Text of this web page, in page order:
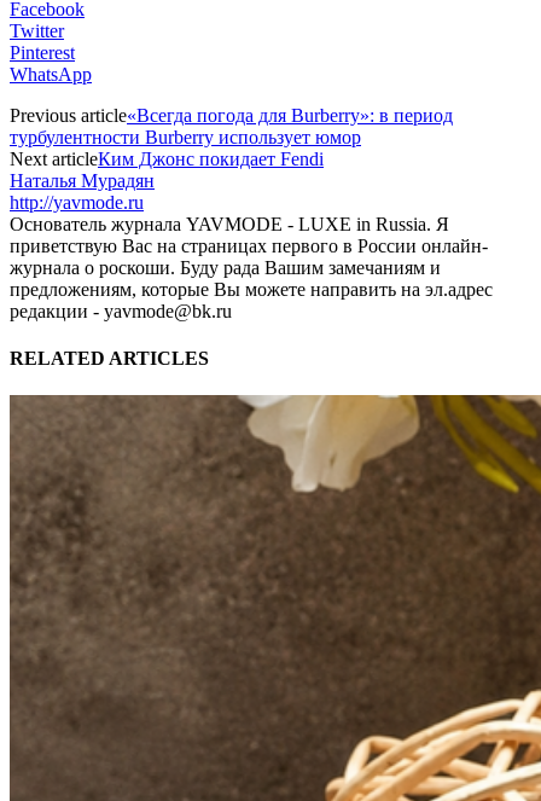
Facebook
Twitter
Pinterest
WhatsApp
Previous article«Всегда погода для Burberry»: в период
турбулентности Burberry использует юмор
Next articleКим Джонс покидает Fendi
Наталья Мурадян
http://yavmode.ru
Основатель журнала YAVMODE - LUXE in Russia. Я
приветствую Вас на страницах первого в России онлайн-
журнала о роскоши. Буду рада Вашим замечаниям и
предложениям, которые Вы можете направить на эл.адрес
редакции - yavmode@bk.ru
RELATED ARTICLES